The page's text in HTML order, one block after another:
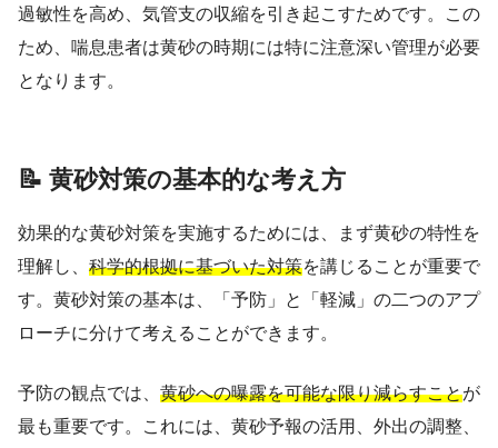
過敏性を高め、気管支の収縮を引き起こすためです。この
ため、喘息患者は黄砂の時期には特に注意深い管理が必要
となります。
📝 黄砂対策の基本的な考え方
効果的な黄砂対策を実施するためには、まず黄砂の特性を
理解し、 科学的根拠に基づいた対策を講じることが重要で
す。黄砂対策の基本は、「予防」と「軽減」の二つのアプ
ローチに分けて考えることができます。
予防の観点では、 黄砂への曝露を可能な限り減らすことが
最も重要です。これには、黄砂予報の活用、外出の調整、